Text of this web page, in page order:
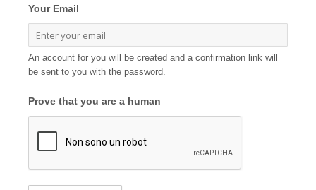
Your Email
An account for you will be created and a confirmation link will
be sent to you with the password.
Prove that you are a human